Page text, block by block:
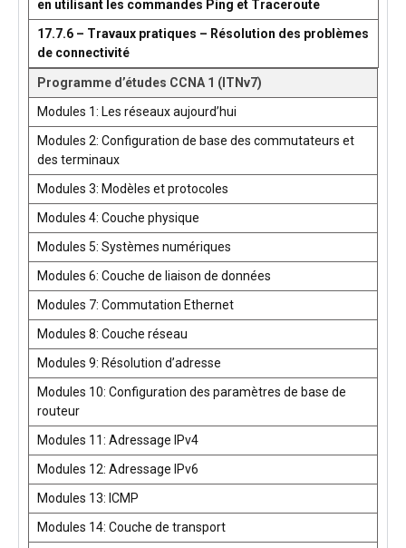
en utilisant les commandes Ping et Traceroute
17.7.6 – Travaux pratiques – Résolution des problèmes
de connectivité
Programme d’études CCNA 1 (ITNv7)
Modules 1: Les réseaux aujourd’hui
Modules 2: Configuration de base des commutateurs et
des terminaux
Modules 3: Modèles et protocoles
Modules 4: Couche physique
Modules 5: Systèmes numériques
Modules 6: Couche de liaison de données
Modules 7: Commutation Ethernet
Modules 8: Couche réseau
Modules 9: Résolution d’adresse
Modules 10: Configuration des paramètres de base de
routeur
Modules 11: Adressage IPv4
Modules 12: Adressage IPv6
Modules 13: ICMP
Modules 14: Couche de transport